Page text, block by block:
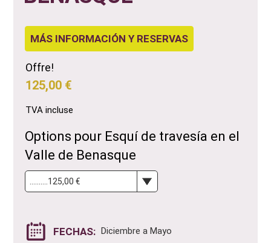
MÁS INFORMACIÓN Y RESERVAS
Offre!
125,00 €
TVA incluse
Options pour Esquí de travesía en el
Valle de Benasque
FECHAS: Diciembre a Mayo